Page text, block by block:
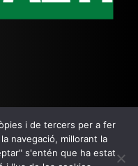
GALETES
GIRONA ZOOOMWEB
i de tercers per a fer
navegació, millorant la
s'entén que ha estat